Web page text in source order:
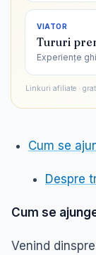
VIATOR
Tururi
Experiențe
Linkuri afiliate ·
Cum se
Despre
Cum se
Venind